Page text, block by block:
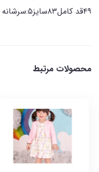
۴۹قد کامل۸۳سایز۵:سرشانه تا فاق ۵۳قد کامل۸۹
محصولات مرتبط